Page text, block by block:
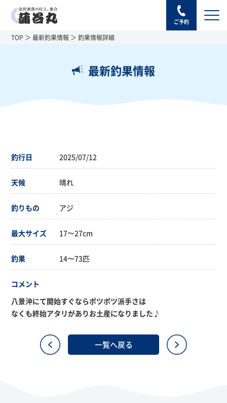
ご予約
TOP 最新釣果情報 釣果情報詳細
最新釣果情報
釣行日 2025/07/12
天候 晴れ
釣りもの アジ
最大サイズ 17〜27cm
釣果 14〜73匹
コメント
八景沖にて開始すぐならポツポツ派手さは
なくも終始アタリがありお土産になりました♪
一覧へ戻る